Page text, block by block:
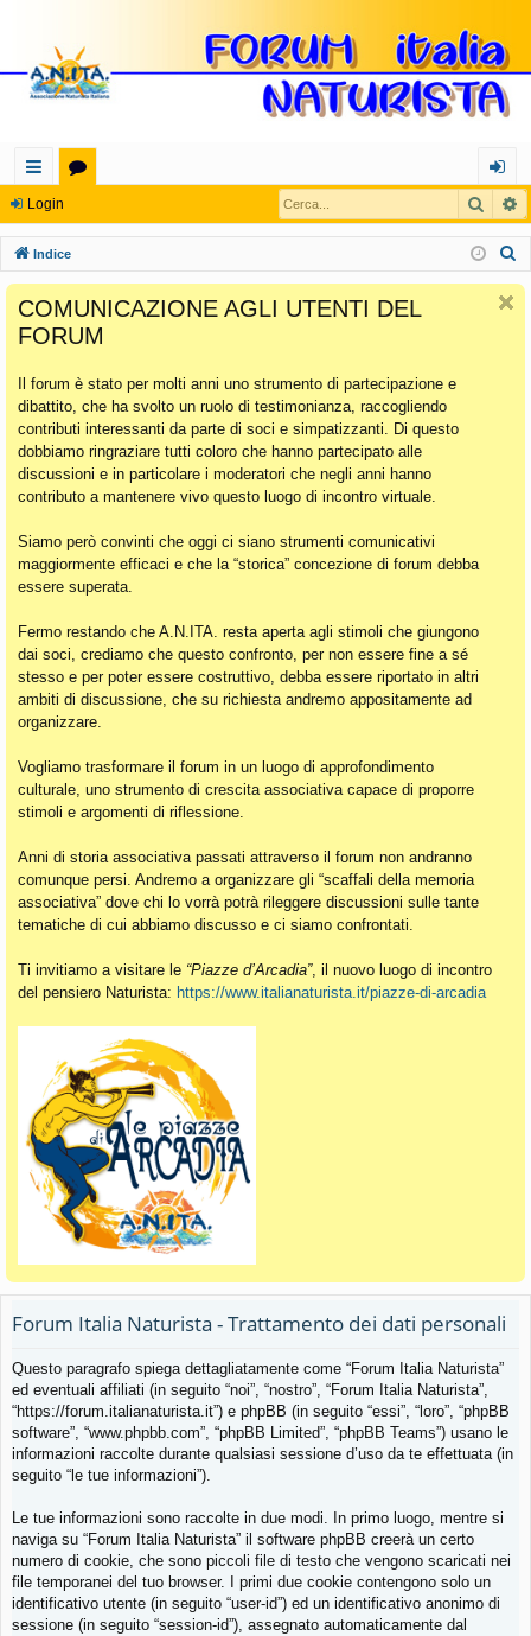
oll
eg
a
m
en
ti
Ra
pi
di
u
m
og
in
Login Cerca
Indice
COMUNICAZIONE AGLI UTENTI DEL
FORUM
Il forum è stato per molti anni uno strumento di partecipazione e
dibattito, che ha svolto un ruolo di testimonianza, raccogliendo
contributi interessanti da parte di soci e simpatizzanti. Di questo
dobbiamo ringraziare tutti coloro che hanno partecipato alle
discussioni e in particolare i moderatori che negli anni hanno
contributo a mantenere vivo questo luogo di incontro virtuale.
Siamo però convinti che oggi ci siano strumenti comunicativi
maggiormente efficaci e che la “storica” concezione di forum debba
essere superata.
Fermo restando che A.N.ITA. resta aperta agli stimoli che giungono
dai soci, crediamo che questo confronto, per non essere fine a sé
stesso e per poter essere costruttivo, debba essere riportato in altri
ambiti di discussione, che su richiesta andremo appositamente ad
organizzare.
Vogliamo trasformare il forum in un luogo di approfondimento
culturale, uno strumento di crescita associativa capace di proporre
stimoli e argomenti di riflessione.
Anni di storia associativa passati attraverso il forum non andranno
comunque persi. Andremo a organizzare gli “scaffali della memoria
associativa” dove chi lo vorrà potrà rileggere discussioni sulle tante
tematiche di cui abbiamo discusso e ci siamo confrontati.
Ti invitiamo a visitare le “Piazze d’Arcadia”, il nuovo luogo di incontro
del pensiero Naturista: https://www.italianaturista.it/piazze-di-arcadia
Forum Italia Naturista - Trattamento dei dati personali
Questo paragrafo spiega dettagliatamente come “Forum Italia Naturista”
ed eventuali affiliati (in seguito “noi”, “nostro”, “Forum Italia Naturista”,
“https://forum.italianaturista.it”) e phpBB (in seguito “essi”, “loro”, “phpBB
software”, “www.phpbb.com”, “phpBB Limited”, “phpBB Teams”) usano le
informazioni raccolte durante qualsiasi sessione d’uso da te effettuata (in
seguito “le tue informazioni”).
Le tue informazioni sono raccolte in due modi. In primo luogo, mentre si
naviga su “Forum Italia Naturista” il software phpBB creerà un certo
numero di cookie, che sono piccoli file di testo che vengono scaricati nei
file temporanei del tuo browser. I primi due cookie contengono solo un
identificativo utente (in seguito “user-id”) ed un identificativo anonimo di
sessione (in seguito “session-id”), assegnato automaticamente dal